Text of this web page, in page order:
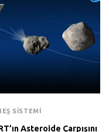
SISTEMI
Asteroide Çarpışını